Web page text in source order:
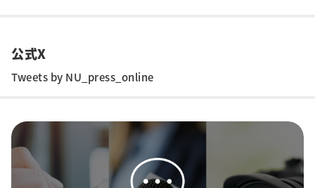
公式X
Tweets by NU_press_online